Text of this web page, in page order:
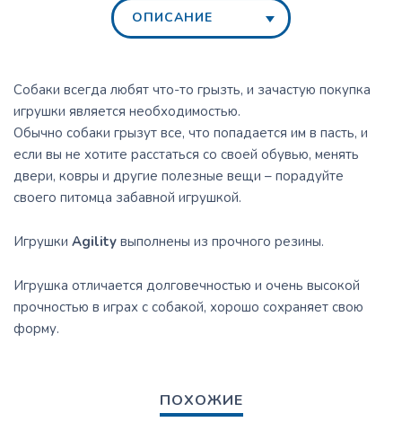
ОПИСАНИЕ
Собаки всегда любят что-то грызть, и зачастую покупка
игрушки является необходимостью.
Обычно собаки грызут все, что попадается им в пасть, и
если вы не хотите расстаться со своей обувью, менять
двери, ковры и другие полезные вещи – порадуйте
своего питомца забавной игрушкой.
Игрушки Agility выполнены из прочного резины.
Игрушка отличается долговечностью и очень высокой
прочностью в играх с собакой, хорошо сохраняет свою
форму.
ПОХОЖИЕ